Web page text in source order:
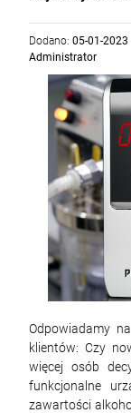
Dodano: 05-01-2023
Administrator
Odpowiadamy
klientów: Czy
więcej osób
funkcjonalne
zawartości